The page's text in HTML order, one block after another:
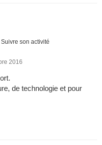
Suivre son activité
2016
de technologie et pour